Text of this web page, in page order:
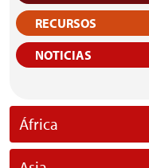
RECURSOS
NOTICIAS
África